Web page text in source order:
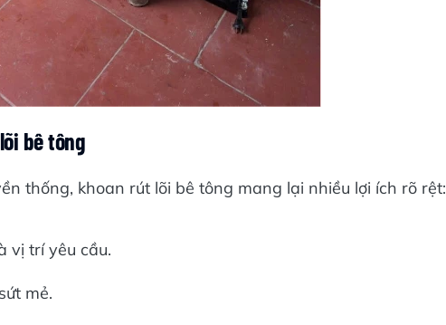
bê tông
thống, khoan rút lõi bê tông mang lại nhiều lợi ích rõ rệt:
vị trí yêu cầu.
mẻ.